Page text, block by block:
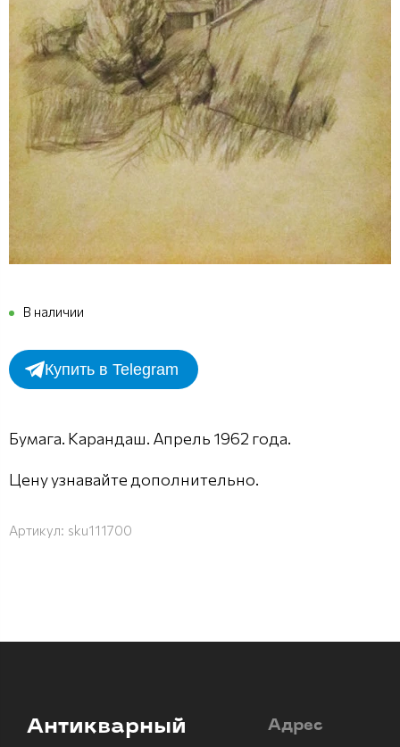
В наличии
Купить в Telegram
Бумага. Карандаш. Апрель 1962 года.
Цену узнавайте дополнительно.
Артикул: sku111700
Антикварный
Адрес